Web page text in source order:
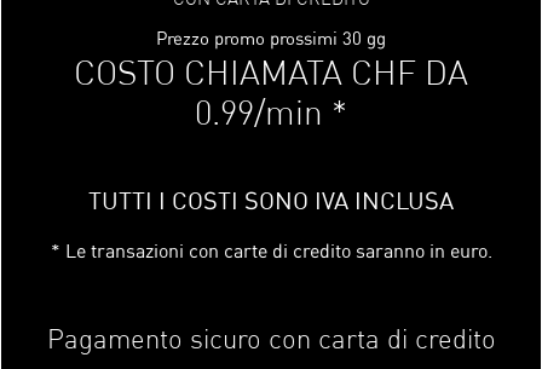
Prezzo promo prossimi 30 gg
COSTO CHIAMATA CHF DA
0.99/min *
TUTTI I COSTI SONO IVA INCLUSA
* Le transazioni con carte di credito saranno in euro.
Pagamento sicuro con carta di credito